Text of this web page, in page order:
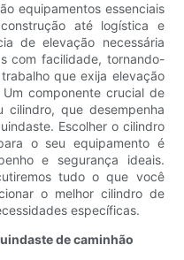
equipamentos essenciais
até logística e
de elevação necessária
com facilidade, tornando-
que exija elevação
componente crucial de
cilindro, que desempenha
Escolher o cilindro
o seu equipamento é
e segurança ideais.
tudo o que você
o melhor cilindro de
específicas.
de caminhão